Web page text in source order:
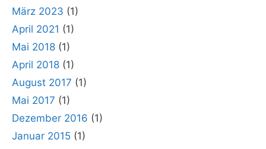
März 2023 (1)
April 2021 (1)
Mai 2018 (1)
April 2018 (1)
August 2017 (1)
Mai 2017 (1)
Dezember 2016 (1)
Januar 2015 (1)